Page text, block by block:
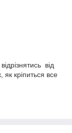
від
як кріпиться все